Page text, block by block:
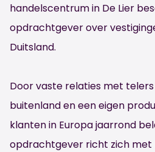
handelscentrum in De Lier
opdrachtgever over
Duitsland.
Door vaste relaties met
buitenland en een eigen
klanten in Europa jaarrond
opdrachtgever richt zich met